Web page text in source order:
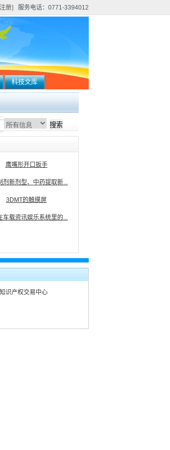
册] 服务电话：0771-3394012
科技文库
鹰嘴形开口扳手
剂新剂型、中药提取新...
3DMT的触摸屏
车载资讯娱乐系统里的...
识产权交易中心